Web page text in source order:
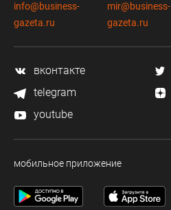
info@business-
gazeta.ru
mir@business-
gazeta.ru
вконтакте
telegram
youtube
мобильное приложение